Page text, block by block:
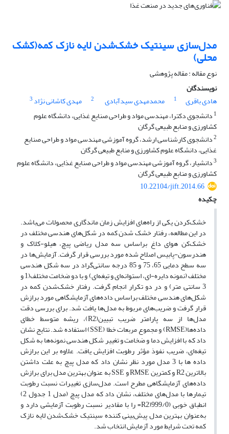
مدل‌سازی سینتیک خشک‌شدن لایه نازک کمه(کشک
محلی)
نوع مقاله : مقاله پژوهشی
نویسندگان
هادی باقری
1 محمدمهدی سیدآبادی 2 مهدی کاشانی نژاد 3
1 دانشجوی دکترا، مهندسی مواد و طراحی صنایع غذایی، دانشگاه علوم
کشاورزی و منابع طبیعی گرگان
2دانشجوی کارشناسی ارشد، گروه آموزشی مهندسی مواد و طراحی صنایع
غذایی، دانشگاه علوم کشاورزی و منابع طبیعی گرگان
3دانشیار، گروه آموزشی مهندسی مواد و طراحی صنایع غذایی، دانشگاه علوم
کشاورزی و منابع طبیعی گرگان
10.22104/jift.2014.66
چکیده
خشک‌کردن یکی از راه‌های افزایش زمان ماندگاری محصولات می‌باشد.
در این مطالعه، رفتار خشک شدن کمه در شکل‌های هندسی مختلف در
خشک‌کن هوای داغ براساس سه مدل ریاضی پیچ، هیلو-کلاک و
هندرسون-پابیس اصلاح شده مورد بررسی قرار گرفت. آزمایش‌ها در
سه سطح دمایی 65، 75 و 85 درجه سانتی‌گراد در سه شکل هندسی
مختلف (نمونه دایره-ای، استوانه‌ای و تیغه‌ای) و با دو ضخامت مختلف(1 و
3 سانتی متر) و در دو تکرار انجام گرفت. رفتار خشک‌شدن کمه در
شکل‌های هندسی مختلف براساس داده‌های آزمایشگاهی مورد برازش
قرار گرفت و ضریب‌های مربوط به مدل‌ها یافت شد. برای بررسی دقت
مدل‌ها از سه پارامتر ضریب تبیین(R2)، ریشه متوسط خطای
داده‌ها(RMSE) و مجموع مربعات خطا (SSE) استفاده شد. نتایج نشان
داد که با افزایش دما و ضخامت و تغییر شکل هندسی نمونه‌ها به شکل
تیغه‌ای، ضریب نفوذ مؤثر رطوبت افزایش یافت. علاوه بر این برازش
داده ها با 3 مدل مورد نظر نشان داد که مدل پیچ به علت داشتن
بالاترین R2 و کمترین RMSE و SSE به عنوان بهترین مدل برای برازش
داده‌های آزمایشگاهی مطرح است. مدل‌سازی تغییرات نسبت رطوبت
تیمارها با مدل‌های مختلف، نشان داد که مدل پیچ (مدل 1 جدول 2)
انطباق خوبی (999/0(R2= را با مقادیر نسبت رطوبت آزمایشی دارد و
به‌عنوان بهترین مدل پیش‌بینی کننده سینتیک خشک‌شدن لایه نازک
کمه تحت شرایط مورد آزمایش انتخاب شد.